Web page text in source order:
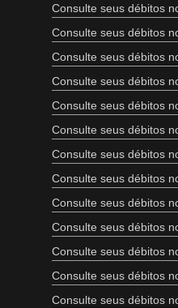
Consulte seus débitos
Consulte seus débitos
Consulte seus débitos
Consulte seus débitos
Consulte seus débitos
Consulte seus débitos
Consulte seus débitos
Consulte seus débitos
Consulte seus débitos
Consulte seus débitos
Consulte seus débitos
Consulte seus débitos
Consulte seus débitos